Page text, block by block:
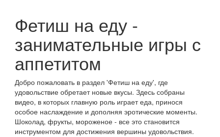
Фетиш на еду -
занимательные игры с
аппетитом
Добро пожаловать в раздел 'Фетиш на еду', где
удовольствие обретает новые вкусы. Здесь собраны
видео, в которых главную роль играет еда, принося
особое наслаждение и дополняя эротические моменты.
Шоколад, фрукты, мороженое - все это становится
инструментом для достижения вершины удовольствия.